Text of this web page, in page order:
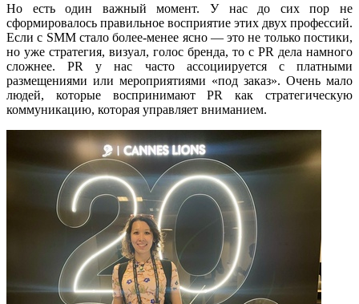
Но есть один важный момент. У нас до сих пор не
сформировалось правильное восприятие этих двух профессий.
Если с SMM стало более-менее ясно — это не только постики,
но уже стратегия, визуал, голос бренда, то с PR дела намного
сложнее. PR у нас часто ассоциируется с платными
размещениями или мероприятиями «под заказ». Очень мало
людей, которые воспринимают PR как стратегическую
коммуникацию, которая управляет вниманием.